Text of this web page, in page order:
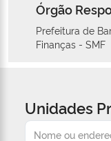
Órgão
Prefeitura de
Finanças - SMF
Unidades